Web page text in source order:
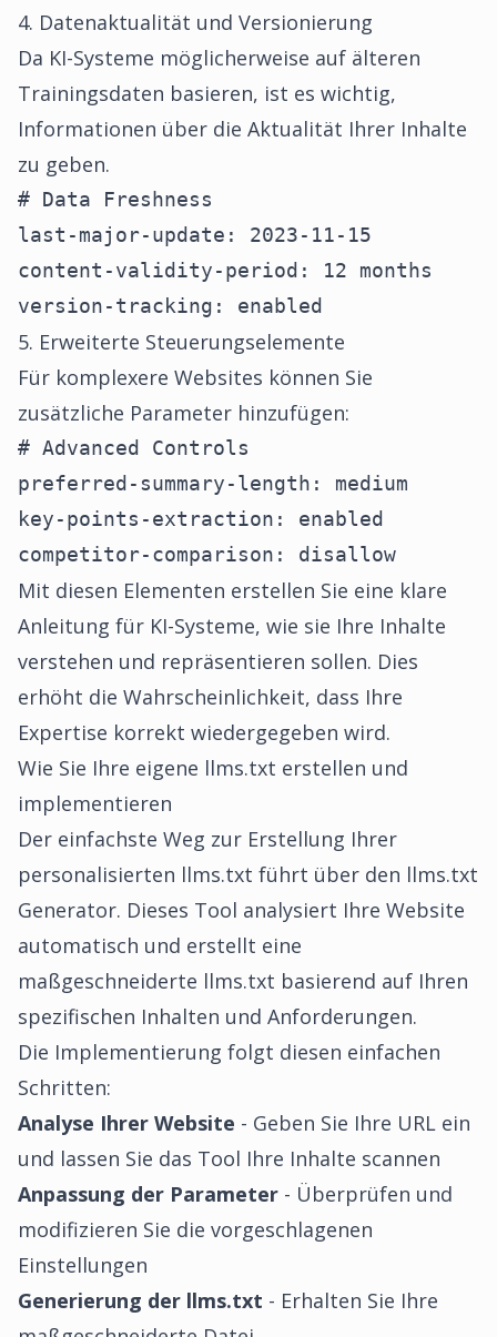
4. Datenaktualität und Versionierung
Da KI-Systeme möglicherweise auf älteren
Trainingsdaten basieren, ist es wichtig,
Informationen über die Aktualität Ihrer Inhalte
zu geben.
# Data Freshness
last-major-update: 2023-11-15
content-validity-period: 12 months
version-tracking: enabled
5. Erweiterte Steuerungselemente
Für komplexere Websites können Sie
zusätzliche Parameter hinzufügen:
# Advanced Controls
preferred-summary-length: medium
key-points-extraction: enabled
competitor-comparison: disallow
Mit diesen Elementen erstellen Sie eine klare
Anleitung für KI-Systeme, wie sie Ihre Inhalte
verstehen und repräsentieren sollen. Dies
erhöht die Wahrscheinlichkeit, dass Ihre
Expertise korrekt wiedergegeben wird.
Wie Sie Ihre eigene llms.txt erstellen und
implementieren
Der einfachste Weg zur Erstellung Ihrer
personalisierten llms.txt führt über den llms.txt
Generator. Dieses Tool analysiert Ihre Website
automatisch und erstellt eine
maßgeschneiderte llms.txt basierend auf Ihren
spezifischen Inhalten und Anforderungen.
Die Implementierung folgt diesen einfachen
Schritten:
Analyse Ihrer Website - Geben Sie Ihre URL ein
und lassen Sie das Tool Ihre Inhalte scannen
Anpassung der Parameter - Überprüfen und
modifizieren Sie die vorgeschlagenen
Einstellungen
Generierung der llms.txt - Erhalten Sie Ihre